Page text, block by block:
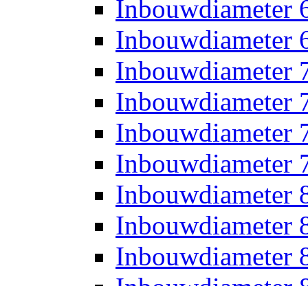
Inbouwdiameter
Inbouwdiameter
Inbouwdiameter
Inbouwdiameter
Inbouwdiameter
Inbouwdiameter
Inbouwdiameter
Inbouwdiameter
Inbouwdiameter